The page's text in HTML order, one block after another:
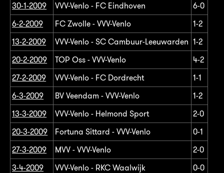
30-1-2009
VVV-Venlo - FC Eindhoven
6-0
6-2-2009
FC Zwolle - VVV-Venlo
1-2
13-2-2009
VVV-Venlo - SC Cambuur-Leeuwarden 1-2
20-2-2009
TOP Oss - VVV-Venlo
4-2
27-2-2009
VVV-Venlo - FC Dordrecht
1-1
6-3-2009
BV Veendam - VVV-Venlo
1-2
13-3-2009
VVV-Venlo - Helmond Sport
2-0
20-3-2009
Fortuna Sittard - VVV-Venlo
0-1
27-3-2009
MVV - VVV-Venlo
2-0
3-4-2009
VVV-Venlo - RKC Waalwijk
0-0